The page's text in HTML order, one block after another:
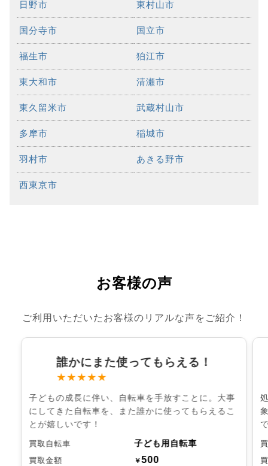
日野市 東村山市
国分寺市 国立市
福生市 狛江市
東大和市 清瀬市
東久留米市 武蔵村山市
多摩市 稲城市
羽村市 あきる野市
西東京市
お客様の声
ご利用いただいたお客様のリアルな声をご紹介！
誰かにまた使ってもらえる！
★★★★★
子どもの成長に伴い、自転車を手放すことに。大事
にしてきた自転車を、また誰かに使ってもらえるこ
とが嬉しいです！
買取自転車 子ども用自転車
買取金額 ￥500